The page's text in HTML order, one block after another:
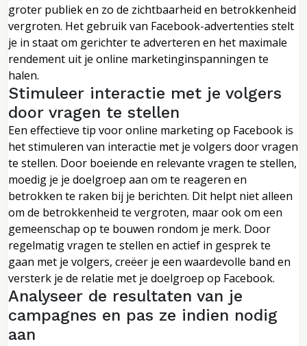
groter publiek en zo de zichtbaarheid en betrokkenheid
vergroten. Het gebruik van Facebook-advertenties stelt
je in staat om gerichter te adverteren en het maximale
rendement uit je online marketinginspanningen te
halen.
Stimuleer interactie met je volgers
door vragen te stellen
Een effectieve tip voor online marketing op Facebook is
het stimuleren van interactie met je volgers door vragen
te stellen. Door boeiende en relevante vragen te stellen,
moedig je je doelgroep aan om te reageren en
betrokken te raken bij je berichten. Dit helpt niet alleen
om de betrokkenheid te vergroten, maar ook om een
gemeenschap op te bouwen rondom je merk. Door
regelmatig vragen te stellen en actief in gesprek te
gaan met je volgers, creëer je een waardevolle band en
versterk je de relatie met je doelgroep op Facebook.
Analyseer de resultaten van je
campagnes en pas ze indien nodig
aan